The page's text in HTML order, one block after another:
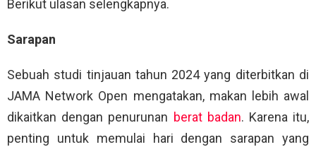
Berikut ulasan selengkapnya.
Sarapan
Sebuah studi tinjauan tahun 2024 yang diterbitkan di
JAMA Network Open mengatakan, makan lebih awal
dikaitkan dengan penurunan berat badan. Karena itu,
penting untuk memulai hari dengan sarapan yang